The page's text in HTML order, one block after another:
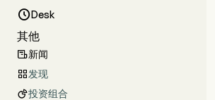
Desk
其他
新闻
发现
投资组合